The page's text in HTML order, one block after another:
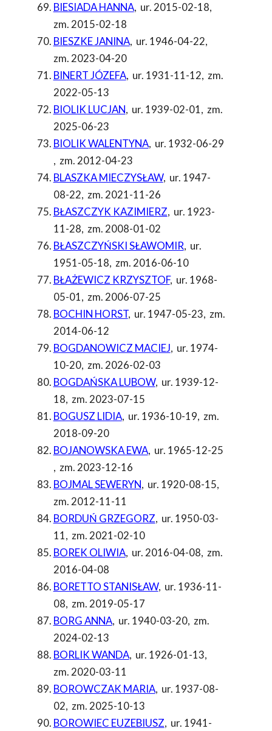
BIESIADA HANNA, ur. 2015-02-18,
zm. 2015-02-18
BIESZKE JANINA, ur. 1946-04-22,
zm. 2023-04-20
BINERT JÓZEFA, ur. 1931-11-12, zm.
2022-05-13
BIOLIK LUCJAN, ur. 1939-02-01, zm.
2025-06-23
BIOLIK WALENTYNA, ur. 1932-06-29
, zm. 2012-04-23
BLASZKA MIECZYSŁAW, ur. 1947-
08-22, zm. 2021-11-26
BŁASZCZYK KAZIMIERZ, ur. 1923-
11-28, zm. 2008-01-02
BŁASZCZYŃSKI SŁAWOMIR, ur.
1951-05-18, zm. 2016-06-10
BŁAŻEWICZ KRZYSZTOF, ur. 1968-
05-01, zm. 2006-07-25
BOCHIN HORST, ur. 1947-05-23, zm.
2014-06-12
BOGDANOWICZ MACIEJ, ur. 1974-
10-20, zm. 2026-02-03
BOGDAŃSKA LUBOW, ur. 1939-12-
18, zm. 2023-07-15
BOGUSZ LIDIA, ur. 1936-10-19, zm.
2018-09-20
BOJANOWSKA EWA, ur. 1965-12-25
, zm. 2023-12-16
BOJMAL SEWERYN, ur. 1920-08-15,
zm. 2012-11-11
BORDUŃ GRZEGORZ, ur. 1950-03-
11, zm. 2021-02-10
BOREK OLIWIA, ur. 2016-04-08, zm.
2016-04-08
BORETTO STANISŁAW, ur. 1936-11-
08, zm. 2019-05-17
BORG ANNA, ur. 1940-03-20, zm.
2024-02-13
BORLIK WANDA, ur. 1926-01-13,
zm. 2020-03-11
BOROWCZAK MARIA, ur. 1937-08-
02, zm. 2025-10-13
BOROWIEC EUZEBIUSZ, ur. 1941-